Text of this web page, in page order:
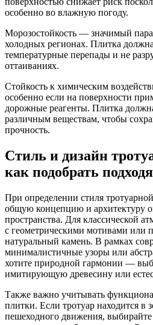
особенно во влажную погоду.
Морозостойкость — значимый
холодных регионах. Плитка
температурные перепады и не
оттаиваниях.
Стойкость к химическим
особенно если на поверхности
дорожные реагенты. Плитка
различным веществам, чтобы
прочность.
Стиль и дизайн
как подобрать
При определении стиля
общую концепцию и архитектуру
пространства. Для классической
с геометрическими мотивами или
натуральный камень. В рамках
минималистичные узоры или
хотите природной гармонии —
имитирующую древесину или
Также важно учитывать
плитки. Если тротуар находится в
пешеходного движения,